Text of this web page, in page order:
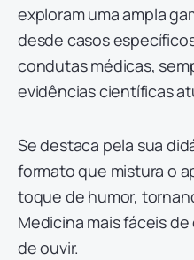
exploram uma ampla
desde casos
condutas médicas,
evidências científicas
Se destaca pela sua
formato que mistura o
toque de humor,
Medicina mais fáceis
de ouvir.